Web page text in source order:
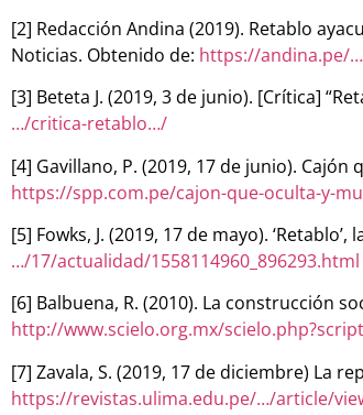
[2] Redacción Andina (2019). Retablo
Noticias. Obtenido de: https://andina.pe/
[3] Beteta J. (2019, 3 de junio). [Crítica]
…/critica-retablo…/
[4] Gavillano, P. (2019, 17 de junio).
https://spp.com.pe/cajon-que-oculta-y-
[5] Fowks, J. (2019, 17 de mayo).
…/17/actualidad/1558114960_896293.html
[6] Balbuena, R. (2010). La construcción
http://www.scielo.org.mx/
[7] Zavala, S. (2019, 17 de diciembre) La
https://revistas.ulima.edu.pe/…/article/